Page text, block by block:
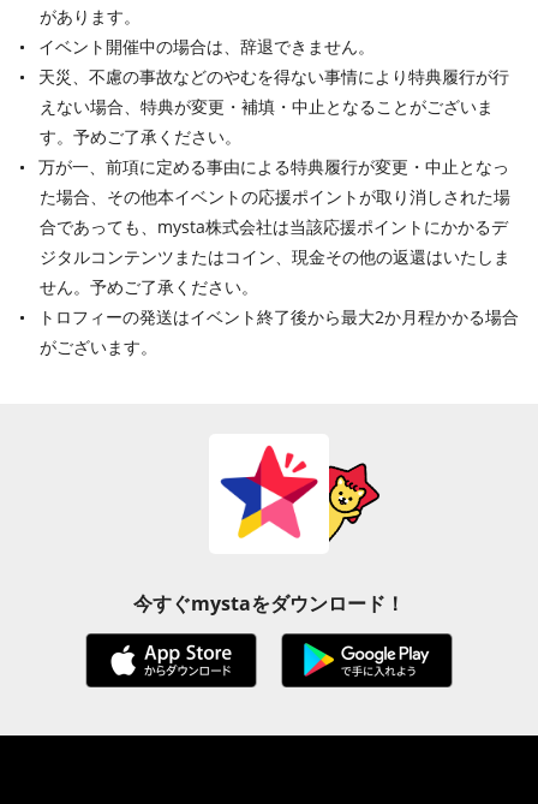
があります。
イベント開催中の場合は、辞退できません。
天災、不慮の事故などのやむを得ない事情により特典履行が行
えない場合、特典が変更・補填・中止となることがございま
す。予めご了承ください。
万が一、前項に定める事由による特典履行が変更・中止となっ
た場合、その他本イベントの応援ポイントが取り消しされた場
合であっても、mysta株式会社は当該応援ポイントにかかるデ
ジタルコンテンツまたはコイン、現金その他の返還はいたしま
せん。予めご了承ください。
トロフィーの発送はイベント終了後から最大2か月程かかる場合
がございます。
今すぐmystaをダウンロード！